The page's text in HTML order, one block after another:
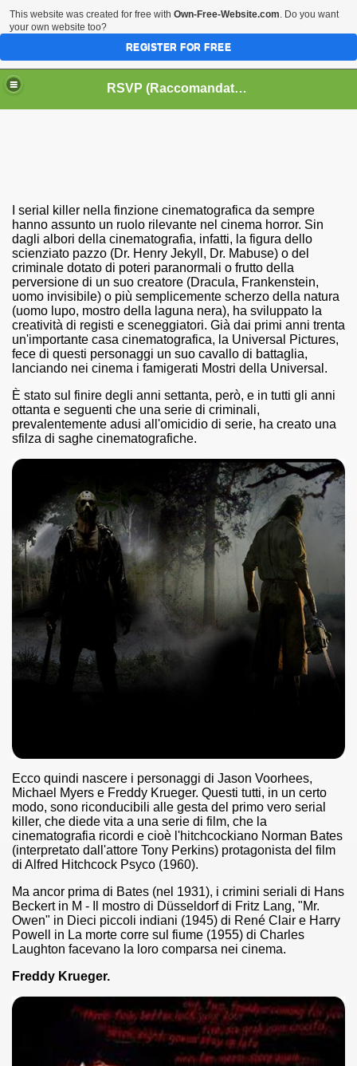
HOME BIOGRAFIE
CINEMA
DATABASE LIBRI
LIBRI
MUSICA
RSVP (Raccomandati Se Vi Piacciono)
I serial killer nella finzione cinematografica da sempre
hanno assunto un ruolo rilevante nel cinema horror. Sin
dagli albori della cinematografia, infatti, la figura dello
scienziato pazzo (Dr. Henry Jekyll, Dr. Mabuse) o del
criminale dotato di poteri paranormali o frutto della
perversione di un suo creatore (Dracula, Frankenstein,
uomo invisibile) o più semplicemente scherzo della natura
(uomo lupo, mostro della laguna nera), ha sviluppato la
creatività di registi e sceneggiatori. Già dai primi anni trenta
un'importante casa cinematografica, la Universal Pictures,
fece di questi personaggi un suo cavallo di battaglia,
lanciando nei cinema i famigerati Mostri della Universal.
È stato sul finire degli anni settanta, però, e in tutti gli anni
ottanta e seguenti che una serie di criminali,
prevalentemente adusi all'omicidio di serie, ha creato una
sfilza di saghe cinematografiche.
Ecco quindi nascere i personaggi di Jason Voorhees,
Michael Myers e Freddy Krueger. Questi tutti, in un certo
modo, sono riconducibili alle gesta del primo vero serial
killer, che diede vita a una serie di film, che la
cinematografia ricordi e cioè l'hitchcockiano Norman Bates
(interpretato dall'attore Tony Perkins) protagonista del film
di Alfred Hitchcock Psyco (1960).
Ma ancor prima di Bates (nel 1931), i crimini seriali di Hans
Beckert in M - Il mostro di Düsseldorf di Fritz Lang, "Mr.
Owen" in Dieci piccoli indiani (1945) di René Clair e Harry
Powell in La morte corre sul fiume (1955) di Charles
Laughton facevano la loro comparsa nei cinema.
Freddy Krueger.
edizione del Premio Strega.
non piu esordiente, bensi ampiamente radicato nel
l'esordio enigmatico e avvincente di Marcello
Se Ti Piacciono nel mese di Aprile 2013.
di quella che dovrebbe essere la quadrilogia di Carlos
lingue, le sue opere hanno conquistato milioni di
di vendite, Il cacciatore di aquiloni.
di Jeffery Deaver dedicato al criminologo tetraplegico
atipico, un viaggio interiore di Isabel Allende
risiede quasi esclusivamente nella sua enorme
Se Ti Piacciono nel mese di Maggio 2013.
minacce e la vita sotto scorta.
e nel sogno di dominio della camorra.
40 milioni di insetti appositamente allevati.
nella cultura contemporanea.
This website was created for free with Own-Free-Website.com. Do you want
your own website too?
REGISTER FOR FREE